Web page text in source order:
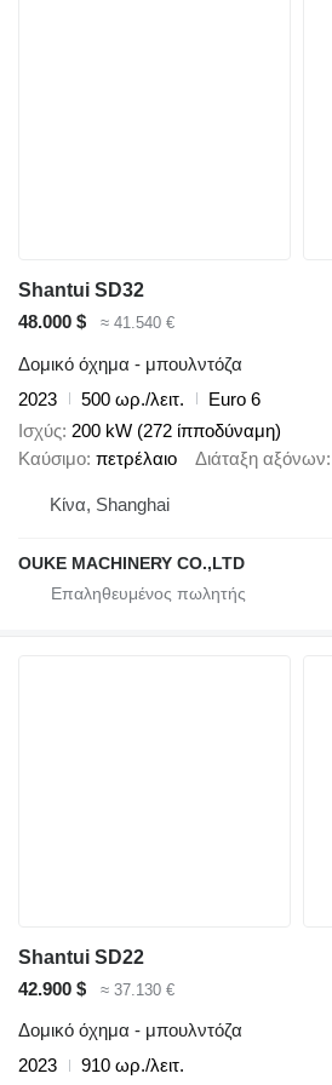
Shantui SD32
48.000 $
≈ 41.540 €
Δομικό όχημα - μπουλντόζα
2023
500 ωρ./λειτ.
Euro 6
Ισχύς 200 kW (272 ίπποδύναμη)
Καύσιμο πετρέλαιο Διάταξη αξόνων
Κίνα, Shanghai
OUKE MACHINERY CO.,LTD
Shantui SD22
42.900 $
≈ 37.130 €
Δομικό όχημα - μπουλντόζα
2023
910 ωρ./λειτ.